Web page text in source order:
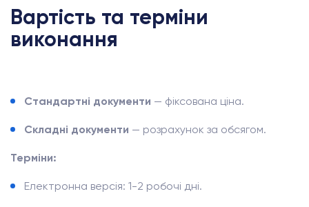
Вартість та терміни
виконання
Стандартні документи — фіксована ціна.
Складні документи — розрахунок за обсягом.
Терміни:
Електронна версія: 1-2 робочі дні.